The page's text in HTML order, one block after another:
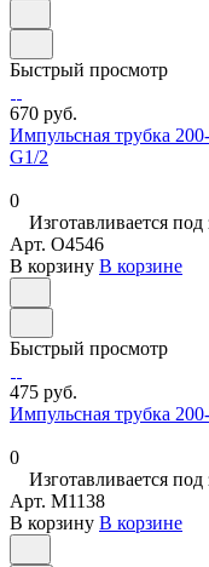
Быстрый просмотр
670 руб.
Импульсная трубка
G1/2
0
Изготавливается под
Арт. O4546
В корзину В корзине
Быстрый просмотр
475 руб.
Импульсная трубка
0
Изготавливается под
Арт. M1138
В корзину В корзине